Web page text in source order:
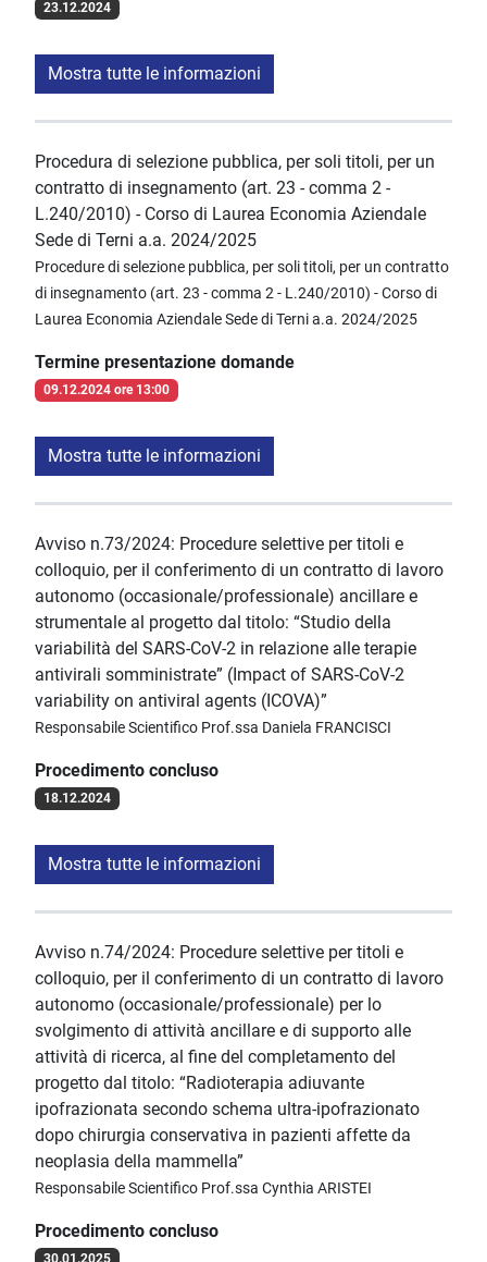
23.12.2024
Mostra tutte le informazioni
Procedura di selezione pubblica, per soli titoli, per un
contratto di insegnamento (art. 23 - comma 2 -
L.240/2010) - Corso di Laurea Economia Aziendale
Sede di Terni a.a. 2024/2025
Procedure di selezione pubblica, per soli titoli, per un contratto
di insegnamento (art. 23 - comma 2 - L.240/2010) - Corso di
Laurea Economia Aziendale Sede di Terni a.a. 2024/2025
Termine presentazione domande
09.12.2024 ore 13:00
Mostra tutte le informazioni
Avviso n.73/2024: Procedure selettive per titoli e
colloquio, per il conferimento di un contratto di lavoro
autonomo (occasionale/professionale) ancillare e
strumentale al progetto dal titolo: “Studio della
variabilità del SARS-CoV-2 in relazione alle terapie
antivirali somministrate” (Impact of SARS-CoV-2
variability on antiviral agents (ICOVA)”
Responsabile Scientifico Prof.ssa Daniela FRANCISCI
Procedimento concluso
18.12.2024
Mostra tutte le informazioni
Avviso n.74/2024: Procedure selettive per titoli e
colloquio, per il conferimento di un contratto di lavoro
autonomo (occasionale/professionale) per lo
svolgimento di attività ancillare e di supporto alle
attività di ricerca, al fine del completamento del
progetto dal titolo: “Radioterapia adiuvante
ipofrazionata secondo schema ultra-ipofrazionato
dopo chirurgia conservativa in pazienti affette da
neoplasia della mammella”
Responsabile Scientifico Prof.ssa Cynthia ARISTEI
Procedimento concluso